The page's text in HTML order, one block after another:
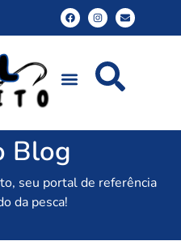
Blog
seu portal de referência
da pesca!